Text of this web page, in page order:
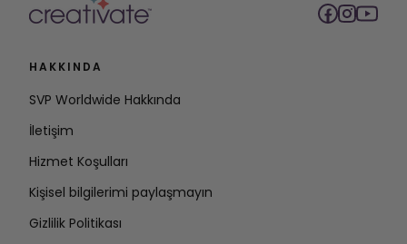
HAKKINDA
SVP Worldwide Hakkında
İletişim
Hizmet Koşulları
Kişisel bilgilerimi paylaşmayın
Gizlilik Politikası